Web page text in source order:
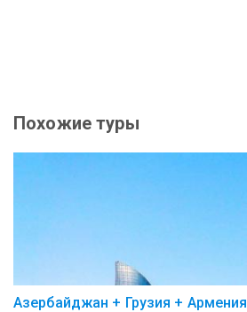
Похожие туры
Азербайджан + Грузия + Армения